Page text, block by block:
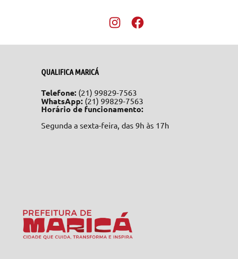
QUALIFICA MARICÁ
Telefone: (21) 99829-7563
WhatsApp: (21) 99829-7563
Horário de funcionamento:
Segunda a sexta-feira, das 9h às 17h